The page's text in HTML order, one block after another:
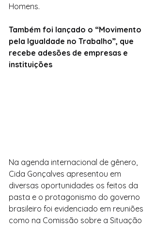
Homens.
Também foi lançado o “Movimento
pela Igualdade no Trabalho”, que
recebe adesões de empresas e
instituições
Na agenda internacional de gênero,
Cida Gonçalves apresentou em
diversas oportunidades os feitos da
pasta e o protagonismo do governo
brasileiro foi evidenciado em reuniões
como na Comissão sobre a Situação